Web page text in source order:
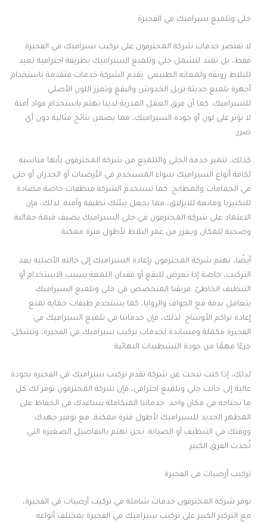
جلي وتلميع سيراميك في الفجيرة
لا تقتصر خدمات شركة المحترفون على تركيب سيراميك في الفجيرة
فقط، بل تمتد لتشمل جلي وتلميع السيراميك بطريقة احترافية تعيد
للبلاط رونقه ولمعانه الطبيعي. تقدم الشركة خدمات متقدمة باستخدام
أجهزة تلميع حديثة تزيل الخدوش والبقع وتعزز اللون الأصلي
للسيراميك. كما أن فرق العمل المدربة لدينا تهتم باستخدام مواد آمنة
لا تؤثر على لون أو جودة السيراميك، مما يضمن نتائج مثالية دون أي
ضرر.
كذلك، تتميز خدمة الجلي والتلميع من شركة المحترفون بأنها مناسبة
لكافة أنواع السيراميك سواء المستخدم في الأرضيات أو الجدران أو حتى
في الحمامات والمطابخ. كما تستخدم الشركة منظفات خاصة مضادة
للبكتيريا ومانعة للانزلاق، مما يجعل بيئتك نظيفة وآمنة. لذلك، فإن
الاعتماد على شركة المحترفون في جلي السيراميك يضيف قيمة جمالية
وصحية للمكان ويعزز من عمر البلاط لأطول فترة ممكنة.
أيضًا، تهتم شركة المحترفون بإعادة السيراميك إلى حالته الأصلية بعد
التركيب، خاصة إذا تعرض للبقع أو فقدان اللمعة بسبب الاستخدام أو
التنظيف الخاطئ. فريقنا المتخصص في جلي وتلميع السيراميك
يتعامل بدقة مع الحواف والزوايا، كما يستخدم طبقات حماية تمنع
إعادة تراكم الأوساخ. لذلك، فإن خدماتنا في تلميع السيراميك في
الفجيرة مكملة ومساندة لخدمات تركيب سيراميك في الفجيرة، وتشكل
جزءًا مهمًا من جودة التشطيبات النهائية.
لذلك، إذا كنت تبحث عن شركة تقدم تركيب سيراميك في الفجيرة بجودة
عالية إلى جانب جلي وتلميع احترافي، فإن شركة المحترفون توفر لك كل
ما تحتاجه في مكان واحد. خدماتنا المتكاملة تساعدك في الحفاظ على
المظهر الجديد للسيراميك لأطول فترة ممكنة، مع توفير جهدك
ووقتك في التنظيف أو الصيانة. نحن نهتم بالتفاصيل الصغيرة التي
تُحدث الفرق الكبير.
تركيب أرضيات في الفجيرة
توفر شركة المحترفون خدمات شاملة في تركيب أرضيات في الفجيرة،
مع التركيز الكبير على تركيب سيراميك في الفجيرة بمختلف أنواعه